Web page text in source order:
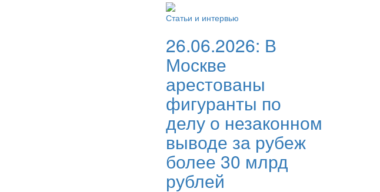
Статьи и интервью
26.06.2026: В
Москве
арестованы
фигуранты по
делу о незаконном
выводе за рубеж
более 30 млрд
рублей